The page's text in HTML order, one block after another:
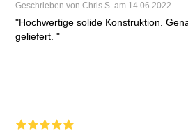
Geschrieben von Chris S. am 14.06.2022
"Hochwertige solide Konstruktion.
geliefert. "